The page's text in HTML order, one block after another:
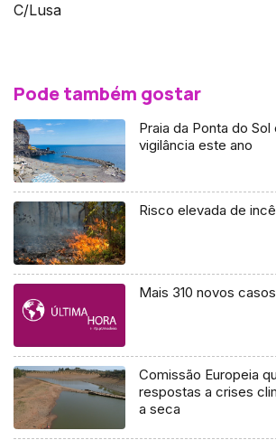
C/Lusa
Pode também gostar
Praia da Ponta do Sol
vigilância este ano
Risco elevada de
Mais 310 novos
Comissão Europeia
respostas a crises
a seca